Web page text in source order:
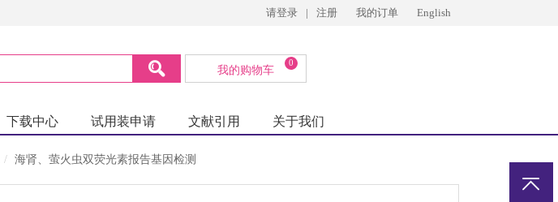
请登录 | 注册 我的订单 English
我的购物车
0
下载中心 试用装申请 文献引用 关于我们
海肾、萤火虫双荧光素报告基因检测